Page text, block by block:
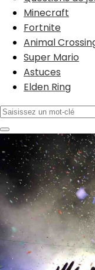
Minecraft
Fortnite
Animal
Super Mario
Astuces
Elden Ring